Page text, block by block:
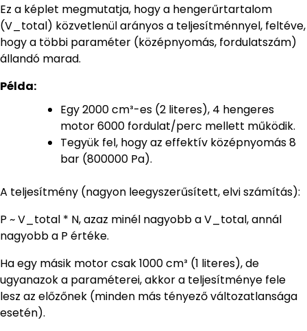
Ez a képlet megmutatja, hogy a hengerűrtartalom
(V_total) közvetlenül arányos a teljesítménnyel, feltéve,
hogy a többi paraméter (középnyomás, fordulatszám)
állandó marad.
Példa:
Egy 2000 cm³-es (2 literes), 4 hengeres
motor 6000 fordulat/perc mellett működik.
Tegyük fel, hogy az effektív középnyomás 8
bar (800000 Pa).
A teljesítmény (nagyon leegyszerűsített, elvi számítás):
P ~ V_total * N, azaz minél nagyobb a V_total, annál
nagyobb a P értéke.
Ha egy másik motor csak 1000 cm³ (1 literes), de
ugyanazok a paraméterei, akkor a teljesítménye fele
lesz az előzőnek (minden más tényező változatlansága
esetén).